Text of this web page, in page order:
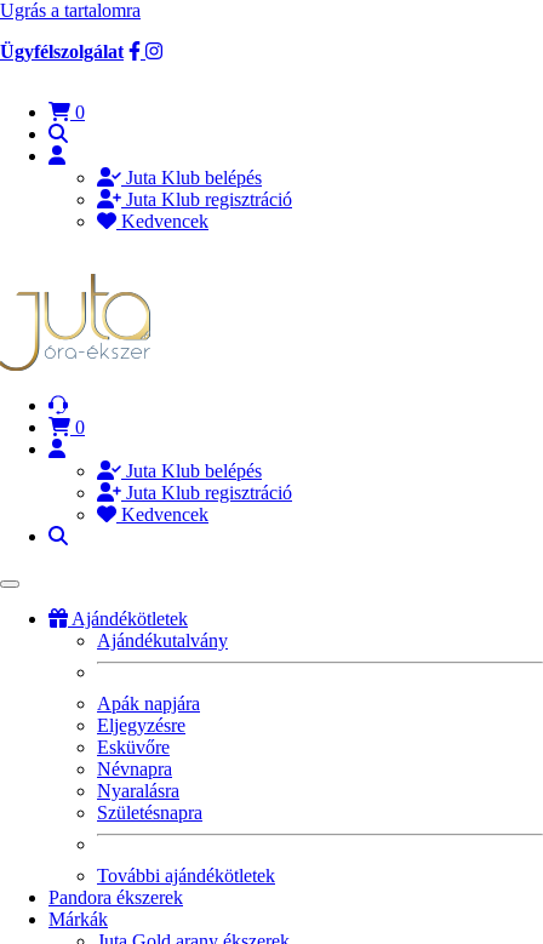
Ugrás a tartalomra
Ügyfélszolgálat
0
Juta Klub belépés
Juta Klub regisztráció
Kedvencek
0
Juta Klub belépés
Juta Klub regisztráció
Kedvencek
Ajándékötletek
Ajándékutalvány
Apák napjára
Eljegyzésre
Esküvőre
Névnapra
Nyaralásra
Születésnapra
További ajándékötletek
Pandora ékszerek
Márkák